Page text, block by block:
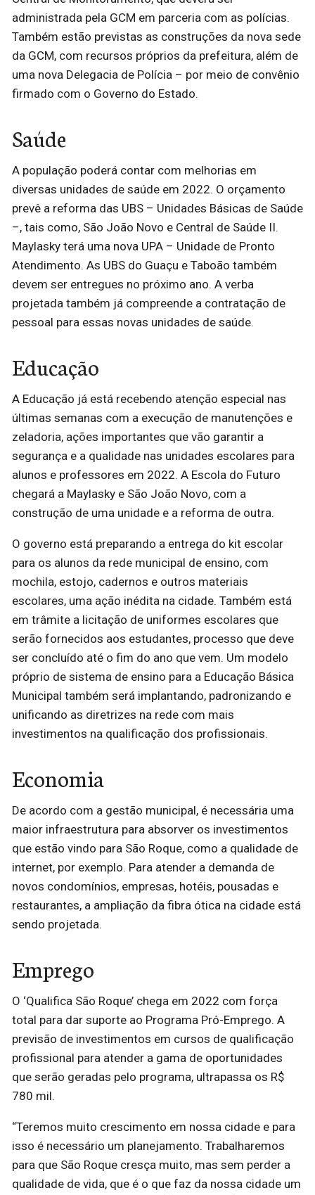
administrada pela GCM em parceria com as polícias.
Também estão previstas as construções da nova sede
da GCM, com recursos próprios da prefeitura, além de
uma nova Delegacia de Polícia – por meio de convênio
firmado com o Governo do Estado.
Saúde
A população poderá contar com melhorias em
diversas unidades de saúde em 2022. O orçamento
prevê a reforma das UBS – Unidades Básicas de Saúde
–, tais como, São João Novo e Central de Saúde II.
Maylasky terá uma nova UPA – Unidade de Pronto
Atendimento. As UBS do Guaçu e Taboão também
devem ser entregues no próximo ano. A verba
projetada também já compreende a contratação de
pessoal para essas novas unidades de saúde.
Educação
A Educação já está recebendo atenção especial nas
últimas semanas com a execução de manutenções e
zeladoria, ações importantes que vão garantir a
segurança e a qualidade nas unidades escolares para
alunos e professores em 2022. A Escola do Futuro
chegará a Maylasky e São João Novo, com a
construção de uma unidade e a reforma de outra.
O governo está preparando a entrega do kit escolar
para os alunos da rede municipal de ensino, com
mochila, estojo, cadernos e outros materiais
escolares, uma ação inédita na cidade. Também está
em trâmite a licitação de uniformes escolares que
serão fornecidos aos estudantes, processo que deve
ser concluído até o fim do ano que vem. Um modelo
próprio de sistema de ensino para a Educação Básica
Municipal também será implantando, padronizando e
unificando as diretrizes na rede com mais
investimentos na qualificação dos profissionais.
Economia
De acordo com a gestão municipal, é necessária uma
maior infraestrutura para absorver os investimentos
que estão vindo para São Roque, como a qualidade de
internet, por exemplo. Para atender a demanda de
novos condomínios, empresas, hotéis, pousadas e
restaurantes, a ampliação da fibra ótica na cidade está
sendo projetada.
Emprego
O ‘Qualifica São Roque’ chega em 2022 com força
total para dar suporte ao Programa Pró-Emprego. A
previsão de investimentos em cursos de qualificação
profissional para atender a gama de oportunidades
que serão geradas pelo programa, ultrapassa os R$
780 mil.
“Teremos muito crescimento em nossa cidade e para
isso é necessário um planejamento. Trabalharemos
para que São Roque cresça muito, mas sem perder a
qualidade de vida, que é o que faz da nossa cidade um